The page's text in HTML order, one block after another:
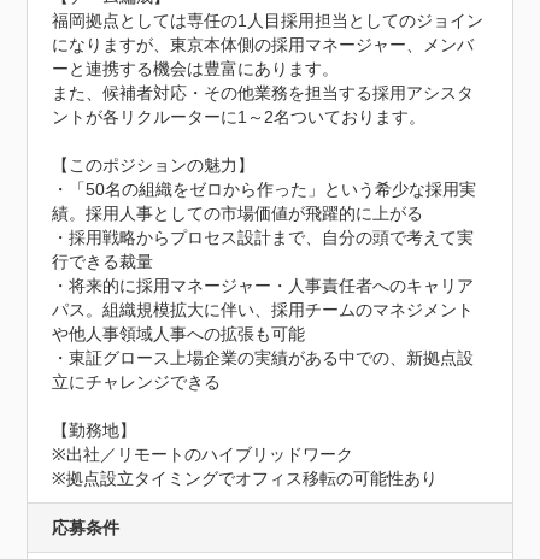
福岡拠点としては専任の1人目採用担当としてのジョイン
になりますが、東京本体側の採用マネージャー、メンバ
ーと連携する機会は豊富にあります。
また、候補者対応・その他業務を担当する採用アシスタ
ントが各リクルーターに1～2名ついております。
【このポジションの魅力】
・「50名の組織をゼロから作った」という希少な採用実
績。採用人事としての市場価値が飛躍的に上がる
・採用戦略からプロセス設計まで、自分の頭で考えて実
行できる裁量
・将来的に採用マネージャー・人事責任者へのキャリア
パス。組織規模拡大に伴い、採用チームのマネジメント
や他人事領域人事への拡張も可能
・東証グロース上場企業の実績がある中での、新拠点設
立にチャレンジできる
【勤務地】
※出社／リモートのハイブリッドワーク
※拠点設立タイミングでオフィス移転の可能性あり
応募条件